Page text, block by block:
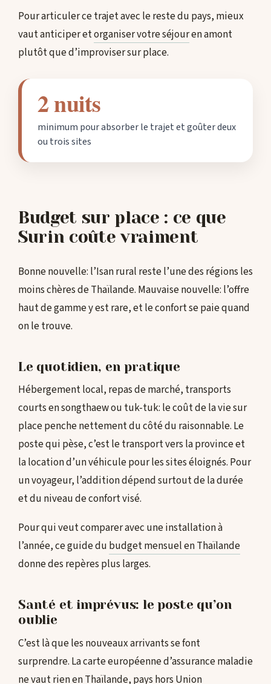
Pour articuler ce trajet avec le reste du pays, mieux
vaut anticiper etorganiser votre séjouren amont
plutôt que d’improviser sur place.
2 nuits
minimum pour absorber le trajet et goûter deux
ou trois sites
Budget sur place : ce que
Surin coûte vraiment
Bonne nouvelle: l’Isan rural reste l’une des régions les
moins chères de Thaïlande. Mauvaise nouvelle: l’offre
haut de gamme y est rare, et le confort se paie quand
on le trouve.
Le quotidien, en pratique
Hébergement local, repas de marché, transports
courts en songthaew ou tuk-tuk: le coût de la vie sur
place penche nettement du côté du raisonnable. Le
poste qui pèse, c’est le transport vers la province et
la location d’un véhicule pour les sites éloignés. Pour
un voyageur, l’addition dépend surtout de la durée
et du niveau de confort visé.
Pour qui veut comparer avec une installation à
l’année, ce guide du budget mensuel en Thaïlande
donne des repères plus larges.
Santé et imprévus: le poste qu’on
oublie
C’est là que les nouveaux arrivants se font
surprendre. La carte européenne d’assurance maladie
ne vaut rien en Thaïlande, pays hors Union